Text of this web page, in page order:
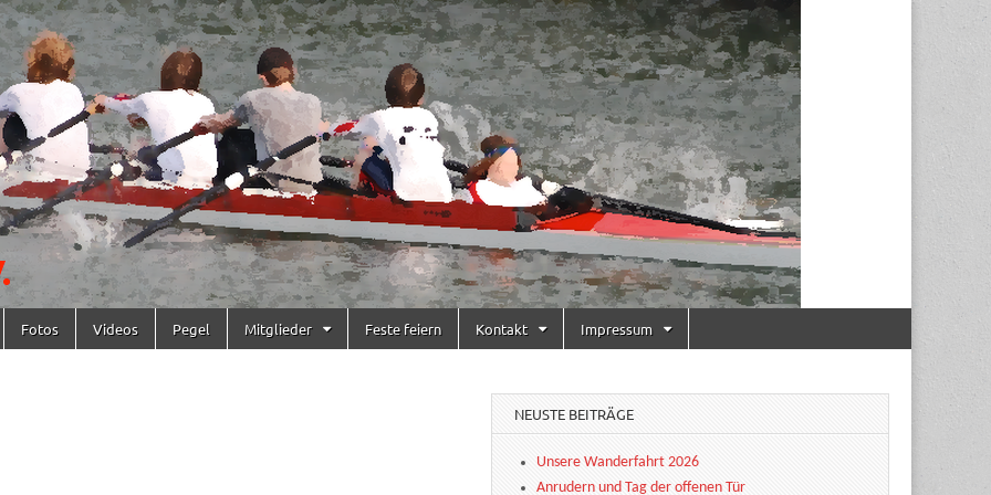
Fotos Videos Pegel Mitglieder Feste feiern Kontakt Impressum
NEUSTE BEITRÄGE
Unsere Wanderfahrt 2026
Anrudern und Tag der offenen Tür